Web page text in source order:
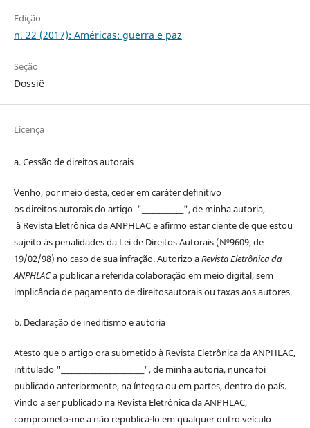
Edição
n. 22 (2017): Américas: guerra e paz
Seção
Dossiê
Licença
a. Cessão dedireitosautorais
Venho, por meio desta, ceder em caráter definitivo
osdireitosautoraisdo artigo "____________", de minha autoria,
à Revista Eletrônica da ANPHLACe afirmo estar ciente de que estou
sujeito às penalidades da Lei de DireitosAutorais(Nº9609, de
19/02/98) no caso de sua infração. Autorizo aRevista Eletrônica da
ANPHLACa publicar a referida colaboração em meio digital, sem
implicância de pagamento dedireitosautoraisou taxas aos autores.
b. Declaração de ineditismo e autoria
Atesto que o artigo ora submetido à Revista Eletrônica da ANPHLAC,
intitulado "________________________", de minha autoria, nunca foi
publicado anteriormente, na íntegra ou em partes, dentrodo país.
Vindo a ser publicado na Revista Eletrônica da ANPHLAC,
comprometo-me a não republicá-lo em qualquer outro veículo